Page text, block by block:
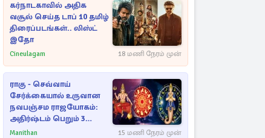
கர்நாடகாவில் அதிக
வசூல் செய்த டாப் 10 தமிழ்
திரைப்படங்கள்.. லிஸ்ட்
இதோ
Cineulagam 18 மணி நேரம் முன்
ராகு - செவ்வாய்
சேர்க்கையால் உருவான
நவபஞ்சம ராஜயோகம்:
அதிர்ஷ்டம் பெறும் 3
ராசிகள்!
Manithan 15 மணி நேரம் முன்